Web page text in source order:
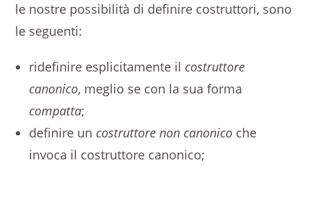
le nostre possibilità di definire costruttori, sono
le seguenti:
ridefinire esplicitamente il costruttore
canonico, meglio se con la sua forma
compatta;
definire un costruttore non canonico che
invoca il costruttore canonico;